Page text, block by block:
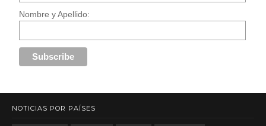
Nombre y Apellido:
NOTICIAS POR PAÍSES